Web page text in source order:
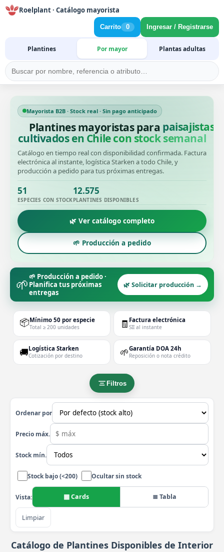
Roelplant · Catálogo mayorista
Plantines Por mayor Plantas adultas
Carrito 0 Ingresar / Registrarse
Mayorista B2B · Stock real · Sin pago anticipado
Plantines mayoristas para
cultivados en Chile con stock semanal
Catálogo en tiempo real con disponibilidad confirmada. Factura
electrónica al instante, logística Starken a todo Chile, y
producción a pedido para tus próximas entregas.
51
ESPECIES CON STOCK
12.575
PLANTINES DISPONIBLES
🌿 Ver catálogo completo
🌱 Producción a pedido
🌱🌱 Producción a pedido ·
Planifica tus próximas
entregas
🌿 Solicitar producción →
📦Mínimo 50 por especie
Total ≥ 200 unidades 🧾 Factura electrónica
SII al instante
🚚Logística Starken
Cotización por destino 🌱Garantía DOA 24h
Reposición o nota crédito
Filtros
Ordenar por
Precio máx.
Stock mín.
Stock bajo (<200) Ocultar sin stock
Vista: ▦ Cards ≣ Tabla
Limpiar
Catálogo de Plantines Disponibles de Interior